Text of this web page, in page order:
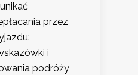
przez
i
podróży